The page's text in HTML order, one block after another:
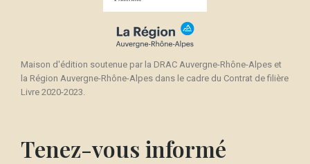
Maison d'édition soutenue par la DRAC Auvergne-Rhône-Alpes et
la Région Auvergne-Rhône-Alpes dans le cadre du Contrat de filière
Livre 2020-2023.
Tenez-vous informé